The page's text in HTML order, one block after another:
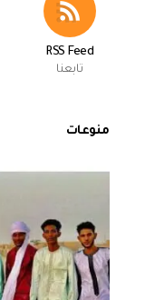
RSS Feed
تابعنا
منوعات